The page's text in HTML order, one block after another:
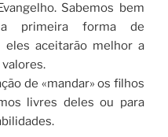
Sabemos bem
primeira forma de
eles aceitarão melhor a
de «mandar» os filhos
livres deles ou para